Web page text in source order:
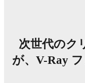
次世代のク
が、V-Ray